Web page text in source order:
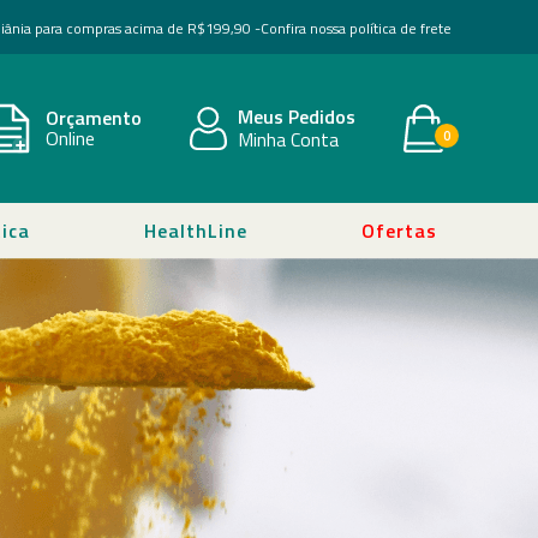
para compras acima de R$199,90 -Confira nossa política de frete
Orçamento
Online
Meus Pedidos
Minha Conta 0
HealthLine Ofertas